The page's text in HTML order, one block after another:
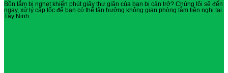
Bồn tắm bị nghẹt khiến phút giây thư giãn của bạn bị cản trở? Chúng tôi sẽ đến
ngay, xử lý cấp tốc để bạn có thể tận hưởng không gian phòng tắm tiện nghi tại
Tây Ninh